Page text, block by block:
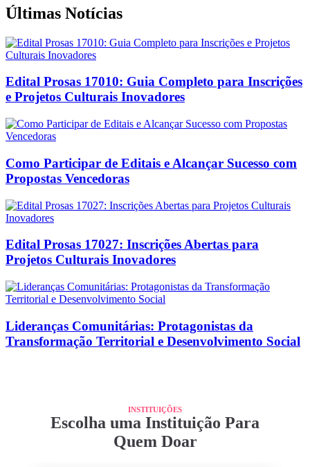
Últimas Notícias
Edital Prosas 17010: Guia Completo para Inscrições
e Projetos Culturais Inovadores
Como Participar de Editais e Alcançar Sucesso com
Propostas Vencedoras
Edital Prosas 17027: Inscrições Abertas para
Projetos Culturais Inovadores
Lideranças Comunitárias: Protagonistas da
Transformação Territorial e Desenvolvimento Social
INSTITUIÇÕES
Escolha uma Instituição Para
Quem Doar